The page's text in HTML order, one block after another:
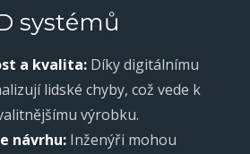
systémů
a kvalita: Díky digitálnímu
lidské chyby, což vede k
výrobku.
návrhu: Inženýři mohou